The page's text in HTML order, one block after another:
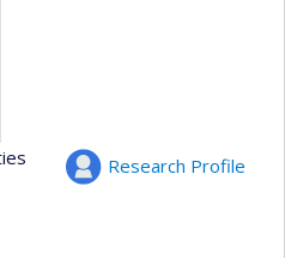
Research Profile